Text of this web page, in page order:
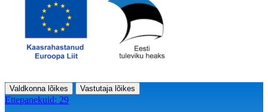
Valdkonna lõikes Vastutaja lõikes
Ettepanekuid: 29